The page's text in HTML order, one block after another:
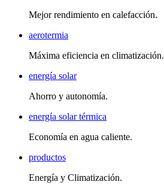
Mejor rendimiento en calefacción.
aerotermia
Máxima eficiencia en climatización.
energía solar
Ahorro y autonomía.
energía solar térmica
Economía en agua caliente.
productos
Energía y Climatización.